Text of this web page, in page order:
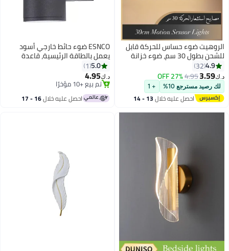
الروهيت ضوء حساس للحركة قابل
للشحن بطول 30 سم، ضوء خزانة
LED مغناطيسي أبيض مع سطوع
قابل للتعديل، ضوء خزانة لاسلكي
للمطبخ والدرج والخزانة
4.9
32
د.ك‏3.59
4.95
27% OFF
لك رصيد مسترجع 10% + 1
احصل عليه خلال 13 - 14
ESNCO ضوء حائط خارجي أسود
يعمل بالطاقة الرئيسية، قاعدة
GU10 دافئة بيضاء لأعلى وأسفل،
مصباح حائط خارجي مقاوم للماء
IP65 للباب الأمامي، الشرفة،
الحديقة، الفناء
5.0
1
د.ك‏4.95
تم بيع +10 مؤخرًا
تم بيع +10 مؤخرًا
احصل عليه خلال 16 - 17